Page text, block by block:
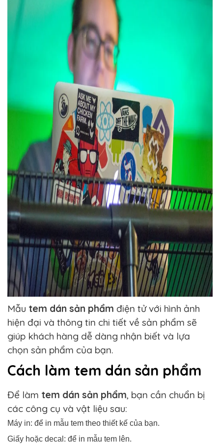
Mẫu tem dán sản phẩm điện tử với hình ảnh
hiện đại và thông tin chi tiết về sản phẩm sẽ
giúp khách hàng dễ dàng nhận biết và lựa
chọn sản phẩm của bạn.
Cách làm tem dán sản phẩm
Để làm tem dán sản phẩm, bạn cần chuẩn bị
các công cụ và vật liệu sau:
Máy in: để in mẫu tem theo thiết kế của bạn.
Giấy hoặc decal: để in mẫu tem lên.